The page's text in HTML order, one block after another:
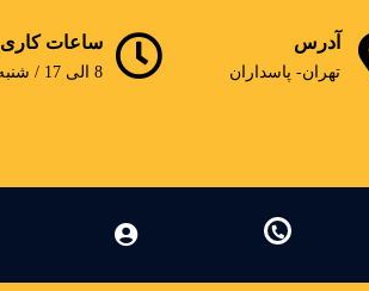
آدرس
تهران- پاسداران
ساعات کاری
8 الی 17 / شنبه تا پنج‌شنبه